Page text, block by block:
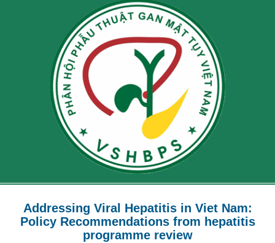
Addressing Viral Hepatitis in Viet Nam:
Policy Recommendations from hepatitis
programme review